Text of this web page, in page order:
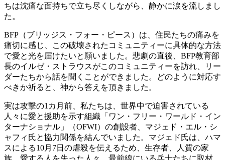
ちは沈痛な面持ちで立ち尽くしながら、静かに涙を流しまし
た。
BFP（ブリッジス・フォー・ピース）は、住民たちの痛みを
痛切に感じ、この破壊されたコミュニティーに具体的な方法
で愛と光を届けたいと願いました。悲劇の直後、BFP教育部
長のイルゼ・ストラウスがこのコミュニティーを訪れ、リー
ダーたちから話を聞くことができました。どのように対応す
べきか祈ると、神から答えを頂きました。
実は攻撃の1カ月前、私たちは、世界中で迫害されている
人々に愛と援助を示す組織「ワン・フリー・ワールド・イン
ターナショナル」（OFWI）の創設者、マジェド・エル・シ
ャフィ氏と協力関係を結んでいました。マジェド氏は、ハマ
スによる10月7日の虐殺を伝えるため、生存者、人質の家
族、愛する人を失った人々、最前線にいる兵士たちに取材